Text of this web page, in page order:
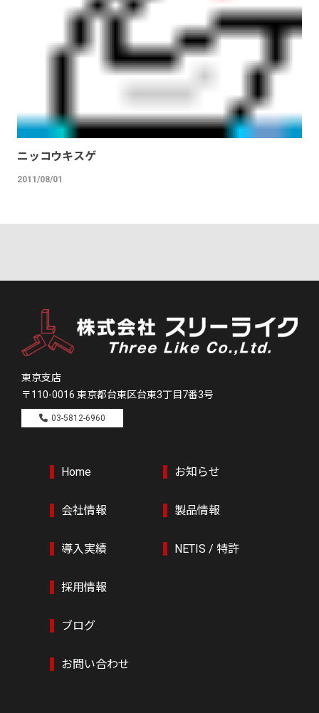
ニッコウキスゲ
2011/08/01
東京支店
〒110-0016 東京都台東区台東3丁目7番3号
03-5812-6960
Home お知らせ
会社情報 製品情報
導入実績 NETIS / 特許
採用情報
ブログ
お問い合わせ